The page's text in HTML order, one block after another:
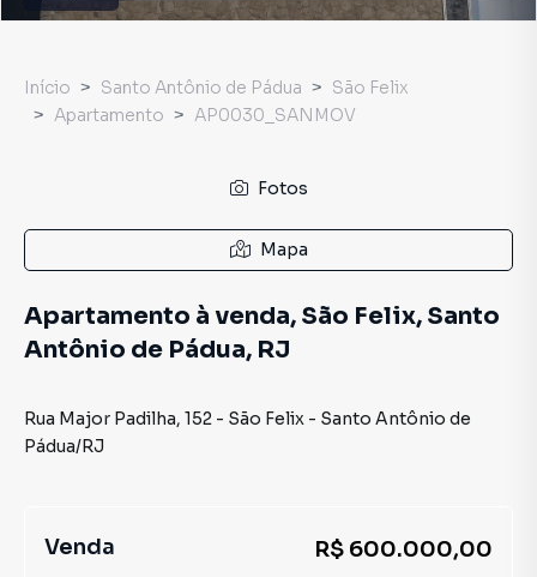
Início Santo Antônio de Pádua
São Felix
Apartamento
AP0030_SANMOV
Fotos
Mapa
Apartamento à venda, São Felix, Santo
Antônio de Pádua, RJ
Rua Major Padilha, 152 - São Felix - Santo Antônio de
Pádua/RJ
Venda R$ 600.000,00